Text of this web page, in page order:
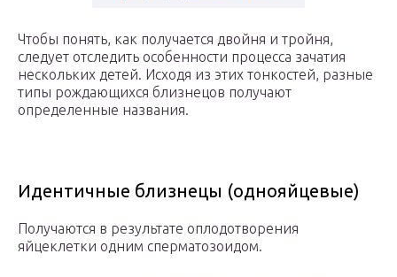
Чтобы понять, как получается двойня и тройня,
следует отследить особенности процесса зачатия
нескольких детей. Исходя из этих тонкостей, разные
типы рождающихся близнецов получают
определенные названия.
Идентичные близнецы (однояйцевые)
Получаются в результате оплодотворения
яйцеклетки одним сперматозоидом.